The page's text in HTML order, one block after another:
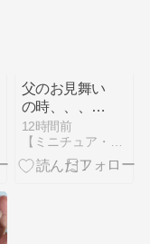
父のお見舞い
の時、、、・
ω・あれっ？
12時間前